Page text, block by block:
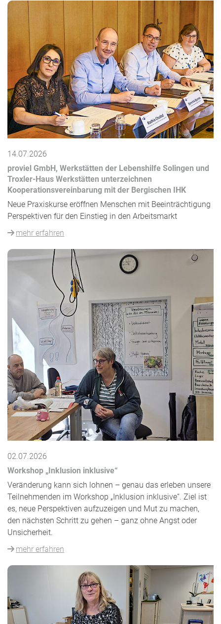
14.07.2026
proviel GmbH, Werkstätten der Lebenshilfe Solingen und
Troxler-Haus Werkstätten unterzeichnen
Kooperationsvereinbarung mit der Bergischen IHK
Neue Praxiskurse eröffnen Menschen mit Beeinträchtigung
Perspektiven für den Einstieg in den Arbeitsmarkt
mehr erfahren
02.07.2026
Workshop „Inklusion inklusive“
Veränderung kann sich lohnen – genau das erleben unsere
Teilnehmenden im Workshop „Inklusion inklusive“. Ziel ist
es, neue Perspektiven aufzuzeigen und Mut zu machen,
den nächsten Schritt zu gehen – ganz ohne Angst oder
Unsicherheit.
mehr erfahren